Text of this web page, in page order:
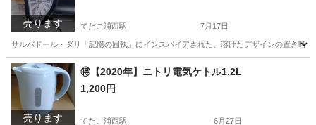
売ります てだこ浦西駅 7月17日
サルバドール・ダリ「記憶の固執」にインスパイアされた、溶けたデザインの置き時
沖縄 うるま市 てだこ浦西駅 その他 アート
売ります
🉐【2020年】ニトリ電気ケトル1.2L
1,200円
てだこ浦西駅 6月27日